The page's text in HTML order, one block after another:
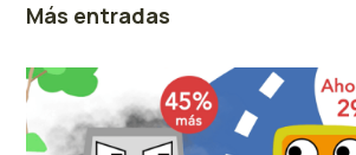
Más entradas